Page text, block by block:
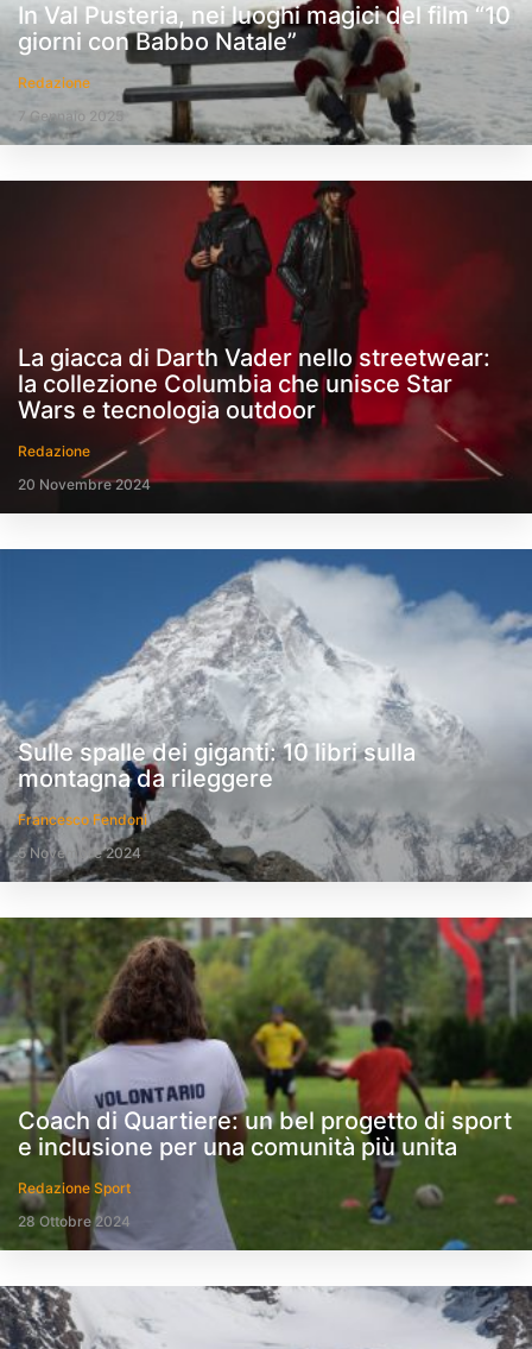
In Val Pusteria, nei luoghi magici del film “10
giorni con Babbo Natale”
Redazione
7 Gennaio 2025
La giacca di Darth Vader nello streetwear:
la collezione Columbia che unisce Star
Wars e tecnologia outdoor
Redazione
20 Novembre 2024
Sulle spalle dei giganti: 10 libri sulla
montagna da rileggere
Francesco Fendoni
5 Novembre 2024
Coach di Quartiere: un bel progetto di sport
e inclusione per una comunità più unita
Redazione Sport
28 Ottobre 2024